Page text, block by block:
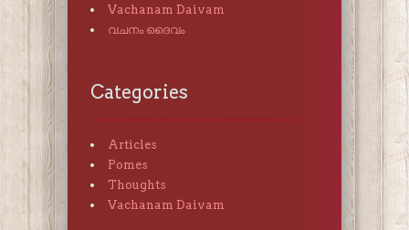
Vachanam Daivam
വചനം ദൈവം
Categories
Articles
Pomes
Thoughts
Vachanam Daivam